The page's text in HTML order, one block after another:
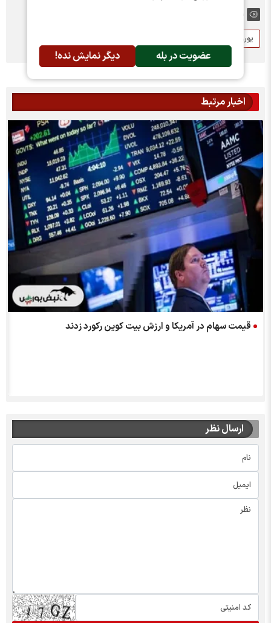
عضویت در بله دیگر نمایش نده!
یورو
اخبار مرتبط
قیمت سهام در آمریکا و ارزش بیت کوین رکورد زدند
ارسال نظر